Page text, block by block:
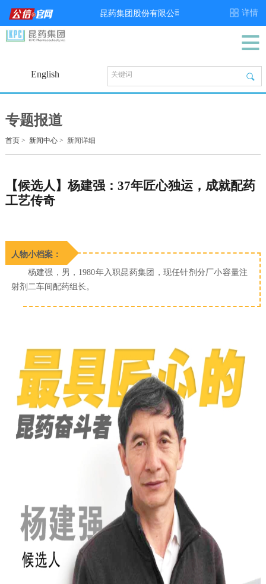
English
专题报道
首页> 新闻中心> 新闻详细
【候选人】杨建强：37年匠心独运，成就配药
工艺传奇
人物小档案：
杨建强，男，1980年入职昆药集团，现任针剂分厂小容量注
射剂二车间配药组长。